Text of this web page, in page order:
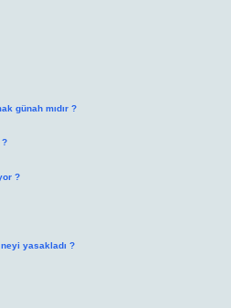
günah mıdır ?
?
?
yasakladı ?